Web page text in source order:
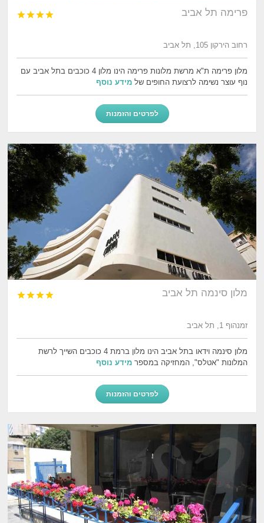
פרימה תל אביב 



רחוב הירקון 105, תל אביב
מלון פרימה ת"א מרשת מלונות פרימה הינו מלון 4 כוכבים בתל אביב עם
נוף עוצר נשימה לרצועת החופים שלמידע נוסף
לפרטים והזמנות
מלון סינמה תל אביב 



זמנהוף 1, תל אביב
מלון סינמה וידאו בתל אביב הינו מלון ברמת 4 כוכבים השייך לרשת
המלונות "אטלס", המחזיקה במספרמידע נוסף
לפרטים והזמנות